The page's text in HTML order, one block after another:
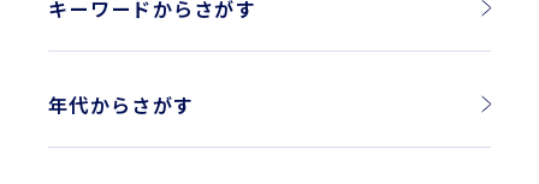
キーワードからさがす
年代からさがす